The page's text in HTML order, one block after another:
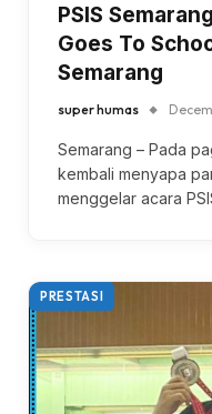
PSIS
Goes To
Semarang
super humas
Semarang – Pada
kembali menyapa
menggelar acara
PRESTASI